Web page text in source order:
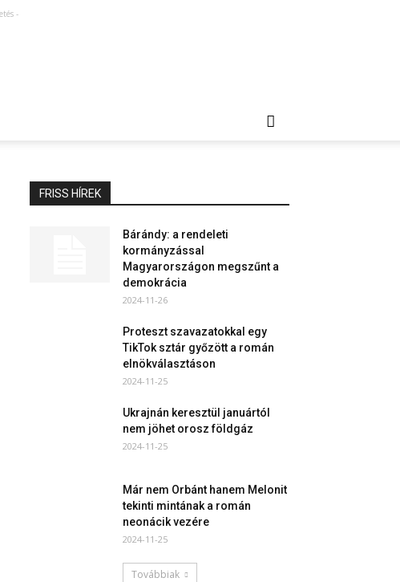
-
FRISS HÍREK
Bárándy: a rendeleti
kormányzással
Magyarországon megszűnt a
demokrácia
2024-11-26
Proteszt szavazatokkal egy
TikTok sztár győzött a román
elnökválasztáson
2024-11-25
Ukrajnán keresztül januártól
nem jöhet orosz földgáz
2024-11-25
Már nem Orbánt hanem Melonit
tekinti mintának a román
neonácik vezére
2024-11-25
Továbbiak